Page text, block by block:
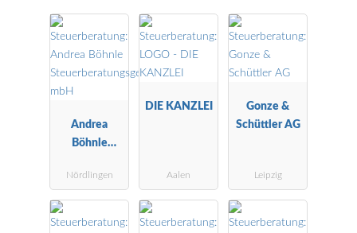
Andrea
Böhnle
ngsgesellscha
ft mbH
Nördlingen
DIE KANZLEI
Aalen
Gonze &
Schüttler AG
Leipzig